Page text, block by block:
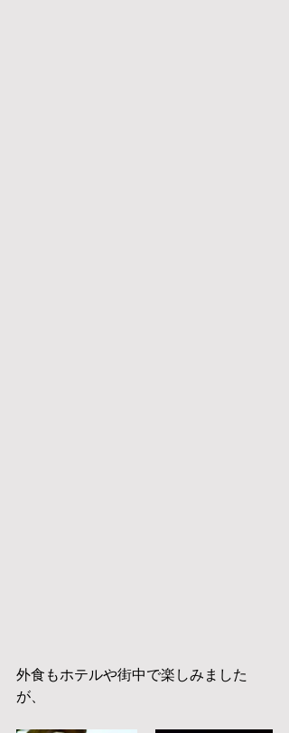
外食もホテルや街中で楽しみました
が、